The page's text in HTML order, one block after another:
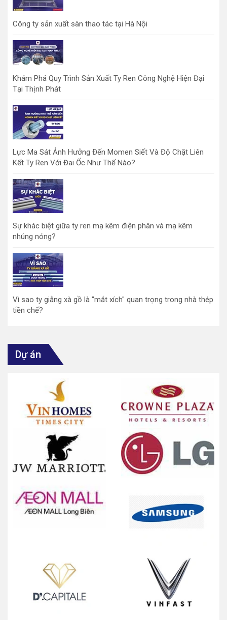
Công ty sản xuất sàn thao tác tại Hà Nội
Khám Phá Quy Trình Sản Xuất Ty Ren Công Nghệ Hiện Đại
Tại Thịnh Phát
Lực Ma Sát Ảnh Hưởng Đến Momen Siết Và Độ Chặt Liên
Kết Ty Ren Với Đai Ốc Như Thế Nào?
Sự khác biệt giữa ty ren mạ kẽm điện phân và mạ kẽm
nhúng nóng?
Vì sao ty giằng xà gồ là "mắt xích" quan trọng trong nhà thép
tiền chế?
Dự án